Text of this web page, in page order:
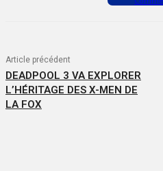
Article précédent
DEADPOOL 3 VA EXPLORER
L’HÉRITAGE DES X-MEN DE
LA FOX